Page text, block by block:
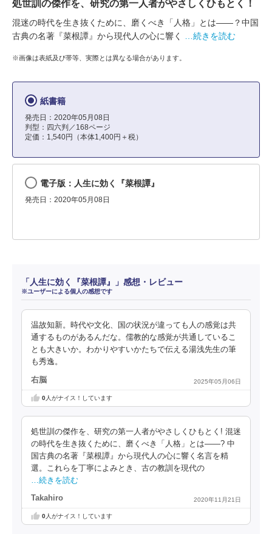
処世訓の傑作を、研究の第一人者がやさしくひもとく！
混迷の時代を生き抜くために、磨くべき「人格」とは――？中国
古典の名著『菜根譚』から現代人の心に響く
…続きを読む
※画像は表紙及び帯等、実際とは異なる場合があります。
紙書籍
発売日：2020年05月08日
判型：四六判／168ページ
定価：1,540円（本体1,400円＋税）
電子版：人生に効く『菜根譚』
発売日：2020年05月08日
「人生に効く『菜根譚』」感想・レビュー
※ユーザーによる個人の感想です
温故知新。時代や文化、国の状況が違っても人の感覚は共
通するものがあるんだな。儒教的な感覚が共通しているこ
とも大きいか。わかりやすいかたちで伝える湯浅先生の筆
も秀逸。
右脳 2025年05月06日
0人がナイス！しています
処世訓の傑作を、研究の第一人者がやさしくひもとく! 混迷
の時代を生き抜くために、磨くべき「人格」とは――? 中
国古典の名著『菜根譚』から現代人の心に響く名言を精
選。これらを丁寧によみとき、古の教訓を現代の
…続きを読む
Takahiro 2020年11月21日
0人がナイス！しています